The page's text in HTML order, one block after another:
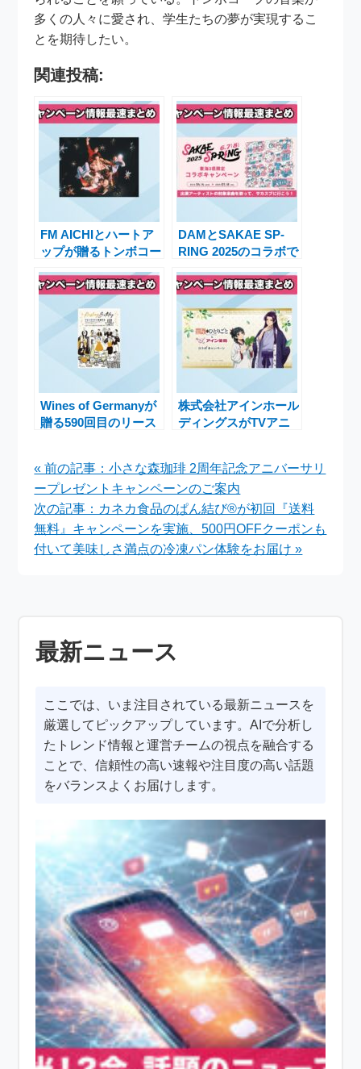
多くの人々に愛され、学生たちの夢が実現するこ
とを期待したい。
関連投稿:
FM AICHIとハートア
ップが贈るトンボコー
の魅力とは
DAMとSAKAE SP-
RING 2025のコラボで
ャンペーン実施決定
Wines of Germanyが
贈る590回目のリース
株式会社アインホール
ディングスがTVアニ
ーンを実施中！限定グ
ッズや壁紙を手に入れ
よう
« 前の記事：小さな森珈琲 2周年記念アニバーサリ
ープレゼントキャンペーンのご案内
次の記事：カネカ食品のぱん結び®が初回『送料
無料』キャンペーンを実施、500円OFFクーポンも
付いて美味しさ満点の冷凍パン体験をお届け »
最新ニュース
ここでは、いま注目されている最新ニュースを
厳選してピックアップしています。AIで分析し
たトレンド情報と運営チームの視点を融合する
ことで、信頼性の高い速報や注目度の高い話題
をバランスよくお届けします。